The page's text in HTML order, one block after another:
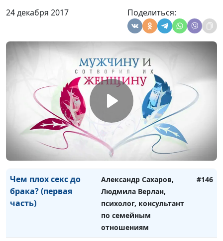
24 декабря 2017 Поделиться:
Стыдно ли говорить
Александр Сахаров,
Людмила Верлан,
психолог, консультант по
семейным отношениям
испортить
впечатление?
Александр Сахаров,
Людмила Верлан,
психолог, консультант по
семейным отношениям
Чем плох секс до
брака? (вторая
часть)
Александр Сахаров,
Людмила Верлан,
психолог, консультант по
семейным отношениям
Чем плох секс до
брака? (первая
часть)
Александр Сахаров,
Людмила Верлан,
психолог, консультант
по семейным
отношениям
#146